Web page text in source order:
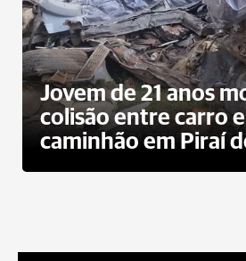
Jovem de 21 anos
colisão entre carro e
caminhão em Piraí